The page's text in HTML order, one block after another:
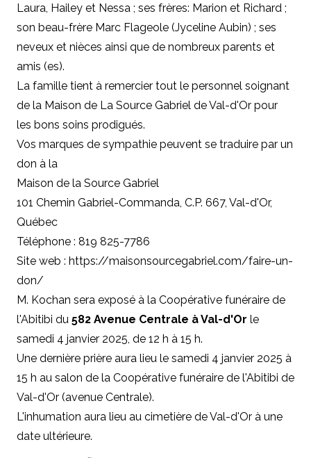
Laura, Hailey et Nessa ; ses frères: Marion et Richard ;
son beau-frère Marc Flageole (Jyceline Aubin) ; ses
neveux et nièces ainsi que de nombreux parents et
amis (es).
La famille tient à remercier tout le personnel soignant
de la Maison de La Source Gabriel de Val-d'Or pour
les bons soins prodigués.
Vos marques de sympathie peuvent se traduire par un
don à la
Maison de la Source Gabriel
101 Chemin Gabriel-Commanda, C.P. 667, Val-d'Or,
Québec
Téléphone : 819 825-7786
Site web : https://maisonsourcegabriel.com/faire-un-
don/
M. Kochan sera exposé à la Coopérative funéraire de
l'Abitibi du 582 Avenue Centrale à Val-d'Or le
samedi 4 janvier 2025, de 12 h à 15 h.
Une dernière prière aura lieu le samedi 4 janvier 2025 à
15 h au salon de la Coopérative funéraire de l'Abitibi de
Val-d'Or (avenue Centrale).
L'inhumation aura lieu au cimetière de Val-d'Or à une
date ultérieure.